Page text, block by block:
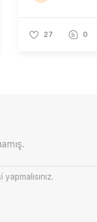
27 0
yapmalısınız.